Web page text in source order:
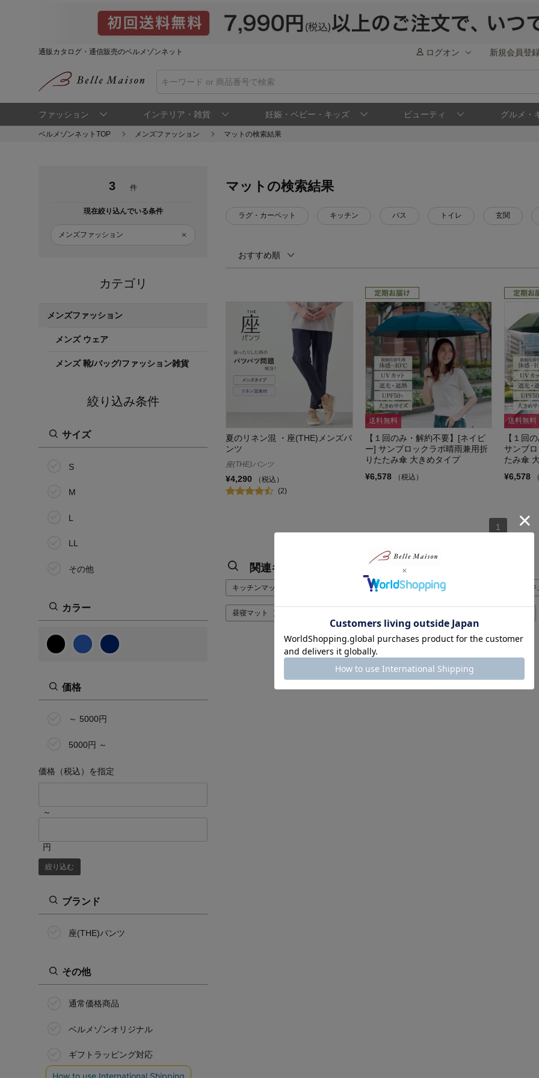
通販カタログ・通信販売のベルメゾンネット ログオン 新規会員登録
ファッション インテリア・雑貨 妊娠・ベビー・キッズ ビューティ グルメ・
ベルメゾンネットTOP メンズファッション マットの検索結果
3 件
現在絞り込んでいる条件
メンズファッション
カテゴリ
メンズファッション
メンズ ウェア
メンズ 靴/バッグ/ファッション雑貨
絞り込み条件
サイズ
S
M
L
LL
その他
カラー
価格
～ 5000円
5000円 ～
価格（税込）を指定
～
円
絞り込む
ブランド
座(THE)パンツ
その他
通常価格商品
ベルメゾンオリジナル
ギフトラッピング対応
マットの検索結果
ラグ・カーペット キッチン バス トイレ 玄関
おすすめ順
夏のリネン混 ・座(THE)メンズパ
ンツ
座(THE)パンツ
¥4,290
（税込）
(2)
送料無料
【１回のみ・解約不要】[ネイビ
ー] サンブロックラボ晴雨兼用折
りたたみ傘 大きめタイプ
¥6,578
（税込）
送料無料
【１回
サンブ
たみ傘
¥6,578
1
関連キーワードから探す
キッチンマット トイレマット
昼寝マット